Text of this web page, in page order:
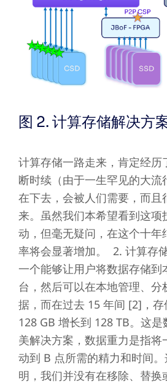
图 2. 计算存储解决方
计算存储一路走来，肯定经历
断时续（由于一生罕见的大流
在下去，会被人们需要，而且
来。虽然我们本希望看到这项
动，但毫无疑问，在这个十年
率将会显著增加。 2. 计算存
一个能够让用户将数据存储到
台，然后可以在本地管理、分
据，而在过去 15 年间 [2]，
128 GB 增长到 128 TB。这
美解决方案，数据重力是指将
动到 B 点所需的精力和时间
明，我们并没有在移除、替换